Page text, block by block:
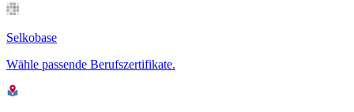
Selkobase
Wähle passende Berufszertifikate.